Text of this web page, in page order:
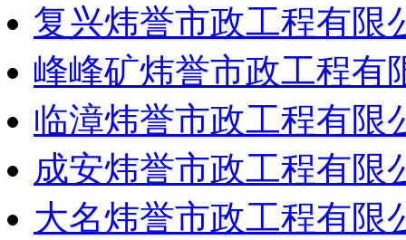
复兴炜誉市政工程有限
峰峰矿炜誉市政工程有
临漳炜誉市政工程有限
成安炜誉市政工程有限
大名炜誉市政工程有限